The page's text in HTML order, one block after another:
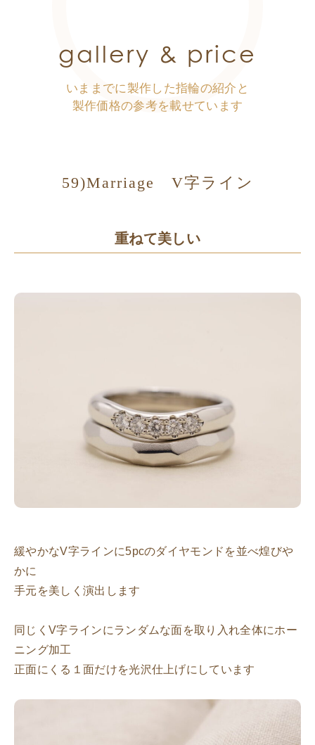
gallery & price
いままでに製作した指輪の紹介と
製作価格の参考を載せています
59)Marriage V字ライン
重ねて美しい
緩やかなV字ラインに5pcのダイヤモンドを並べ煌びや
かに
手元を美しく演出します
同じくV字ラインにランダムな面を取り入れ全体にホー
ニング加工
正面にくる１面だけを光沢仕上げにしています